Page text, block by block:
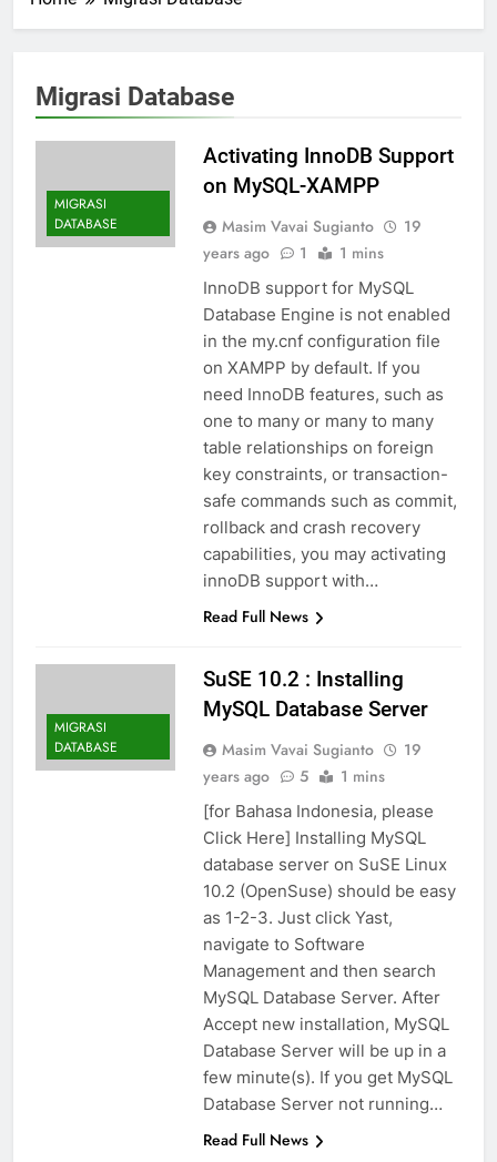
Migrasi Database
MIGRASI
DATABASE
Activating InnoDB Support
on MySQL-XAMPP
Masim Vavai Sugianto
19
years ago
1 1 mins
InnoDB support for MySQL
Database Engine is not enabled
in the my.cnf configuration file
on XAMPP by default. If you
need InnoDB features, such as
one to many or many to many
table relationships on foreign
key constraints, or transaction-
safe commands such as commit,
rollback and crash recovery
capabilities, you may activating
innoDB support with…
Read Full News
MIGRASI
DATABASE
SuSE 10.2 : Installing
MySQL Database Server
Masim Vavai Sugianto
19
years ago
5 1 mins
[for Bahasa Indonesia, please
Click Here] Installing MySQL
database server on SuSE Linux
10.2 (OpenSuse) should be easy
as 1-2-3. Just click Yast,
navigate to Software
Management and then search
MySQL Database Server. After
Accept new installation, MySQL
Database Server will be up in a
few minute(s). If you get MySQL
Database Server not running…
Read Full News